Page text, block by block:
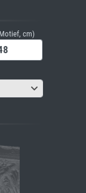
cm)